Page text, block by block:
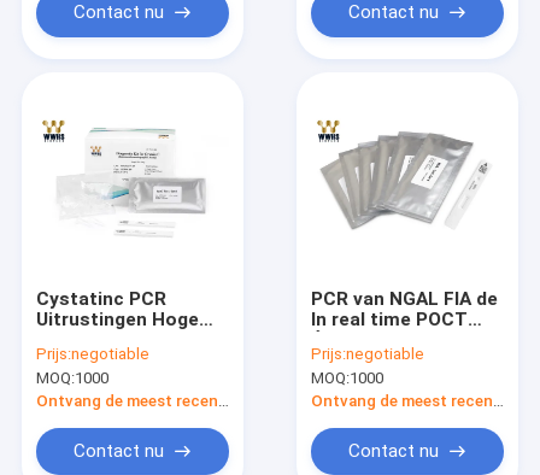
Contact nu Contact nu
Cystatinc PCR
Uitrustingen Hoge
time 12 Maanden
Houdbaarheid
Prijs:negotiable
MOQ:1000
Ontvang de meest recente Prijs
Contact nu
PCR van NGAL FIA de
In real time POCT
Uitrustingenrechts
Opslag Hoge
Nauwkeurig van de
Prijs:negotiable
MOQ:1000
Ontvang de meest recente Prijs
Contact nu